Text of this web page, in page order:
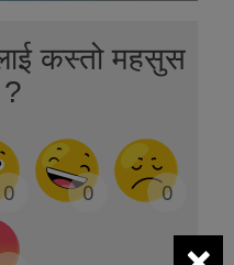
कस्तो महसुस
0 0 0